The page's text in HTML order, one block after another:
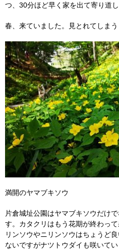
つ、30分ほど早く家を出て寄り道し
春、来ていました。見とれてしまう
満開のヤマブキソウ
片倉城址公園はヤマブキソウだけ
す。カタクリはもう花期が終わっ
リンソウやニリンソウはちょうど
ないですがナツトウダイも咲いてい